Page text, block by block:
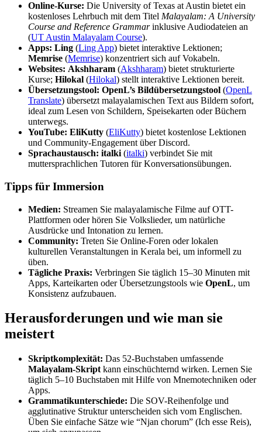
Online-Kurse: Die University of Texas at Austin bietet ein
kostenloses Lehrbuch mit dem Titel Malayalam: A University
Course and Reference Grammarinklusive Audiodateien an
(UT Austin Malayalam Course).
Apps: Ling (Ling App) bietet interaktive Lektionen;
Memrise (Memrise) konzentriert sich auf Vokabeln.
Websites: Akshharam (Akshharam) bietet strukturierte
Kurse; Hilokal (Hilokal) stellt interaktive Lektionen bereit.
Übersetzungstool: OpenL’s Bildübersetzungstool (OpenL
Translate) übersetzt malayalamischen Text aus Bildern sofort,
ideal zum Lesen von Schildern, Speisekarten oder Büchern
unterwegs.
YouTube: EliKutty (EliKutty) bietet kostenlose Lektionen
und Community-Engagement über Discord.
Sprachaustausch: italki (italki) verbindet Sie mit
muttersprachlichen Tutoren für Konversationsübungen.
Tipps für Immersion
Medien: Streamen Sie malayalamische Filme auf OTT-
Plattformen oder hören Sie Volkslieder, um natürliche
Ausdrücke und Intonation zu lernen.
Community: Treten Sie Online-Foren oder lokalen
kulturellen Veranstaltungen in Kerala bei, um informell zu
üben.
Tägliche Praxis: Verbringen Sie täglich 15–30 Minuten mit
Apps, Karteikarten oder Übersetzungstools wie OpenL, um
Konsistenz aufzubauen.
Herausforderungen und wie man sie
meistert
Skriptkomplexität: Das 52-Buchstaben umfassende
Malayalam-Skript kann einschüchternd wirken. Lernen Sie
täglich 5–10 Buchstaben mit Hilfe von Mnemotechniken oder
Apps.
Grammatikunterschiede: Die SOV-Reihenfolge und
agglutinative Struktur unterscheiden sich vom Englischen.
Üben Sie einfache Sätze wie “Njan chorum” (Ich esse Reis),